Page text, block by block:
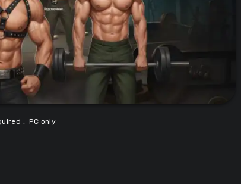
, PC only